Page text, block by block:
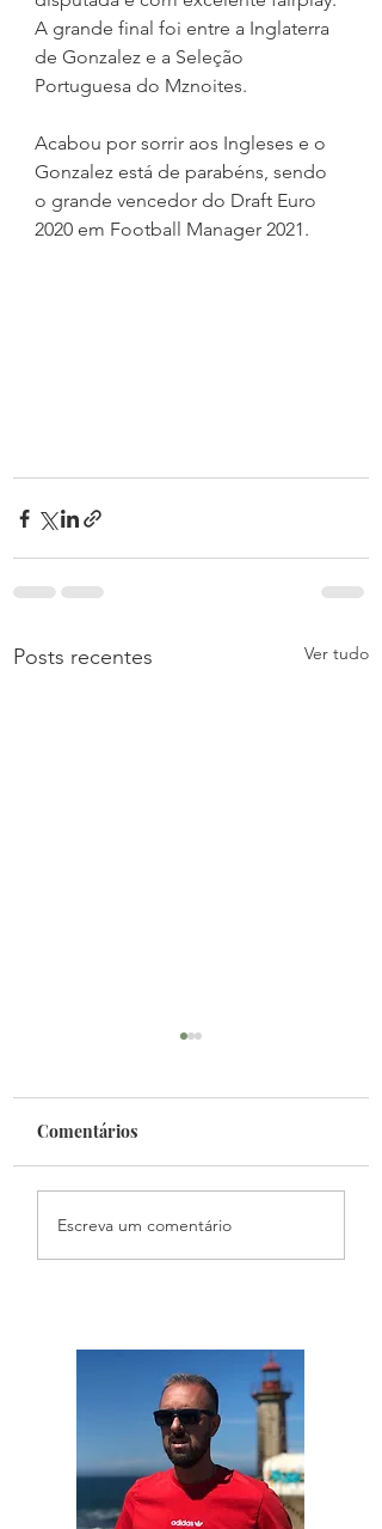
A grande final foi entre a Inglaterra
de Gonzalez e a Seleção
Portuguesa do Mznoites.
Acabou por sorrir aos Ingleses e o
Gonzalez está de parabéns, sendo
o grande vencedor do Draft Euro
2020 em Football Manager 2021.
Posts recentes Ver tudo
Podcast Primeiro
Comentários
Escreva um comentário